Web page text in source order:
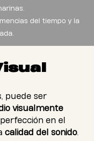
del tiempo y la
puede ser
visualmente
en el
calidad del sonido.